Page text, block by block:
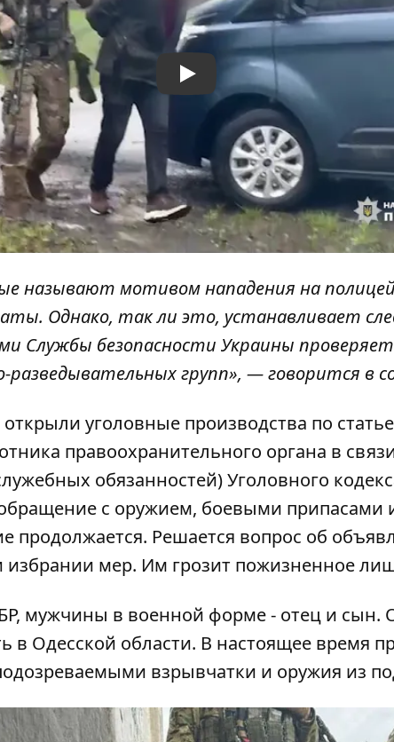
Play
называют мотивом нападения на
Однако, так ли это, устанавливает
Службы безопасности Украины
разведывательных групп», — говорится в
уголовные производства по
правоохранительного органа в
обязанностей) Уголовного
с оружием, боевыми
продолжается. Решается вопрос об
избрании мер. Им грозит пожизненное
, мужчины в военной форме - отец и сын.
в Одесской области. В настоящее время
взрывчатки и оружия из